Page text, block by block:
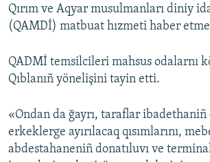
Qırım ve Aqyar musulmanları diniy
(QAMDİ) matbuat hızmeti haber
QADMİ temsilcileri mahsus odalarnı
Qıblanıñ yönelişini tayin etti.
«Ondan da ğayrı, taraflar ibadethaniñ
erkeklerge ayırılacaq qısımlarını,
abdestahaneniñ donatıluvı ve